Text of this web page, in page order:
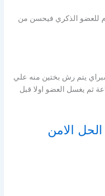
للعضو الذكري فيحسن من
يتم رش بختين منه علي
ثم يغسل العضو اولا قبل
الامن